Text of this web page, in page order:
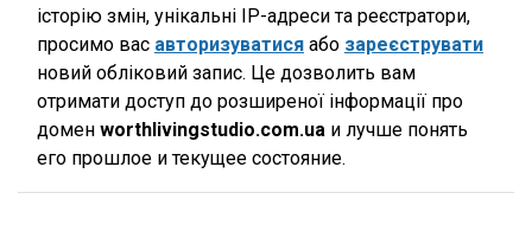
історію змін, унікальні IP-адреси та реєстратори,
просимо вас авторизуватися або зареєструвати
новий обліковий запис. Це дозволить вам
отримати доступ до розширеної інформації про
домен worthlivingstudio.com.ua и лучше понять
его прошлое и текущее состояние.